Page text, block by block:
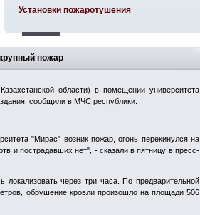
пожар
области) в помещении университета
сообщили в МЧС республики.
"Мирас" возник пожар, огонь перекинулся на
и пострадавших нет", - сказали в пятницу в пресс-
локализовать через три часа. По предварительной
обрушение кровли произошло на площади 506
Установки пожаротушения